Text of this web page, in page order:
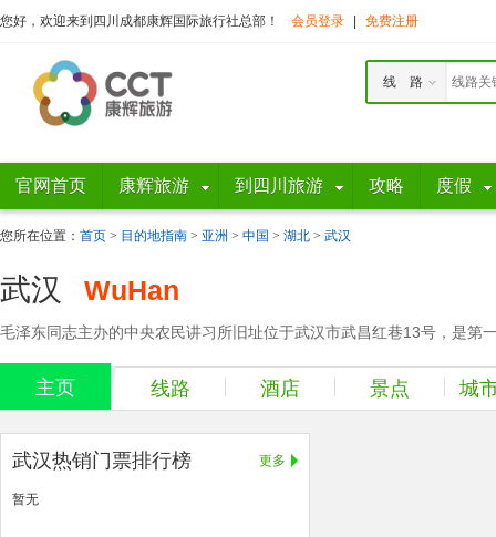
您好，欢迎来到四川成都康辉国际旅行社总部！ 会员登录 免费注册
线 路
官网首页 康辉旅游 到四川旅游 攻略 度假
您所在位置： 首页 > 目的地指南 > 亚洲 > 中国 > 湖北 > 武汉
武汉 WuHan
毛泽东同志主办的中央农民讲习所旧址位于武汉市武昌红巷13号，是
主页 线路 酒店 景点 城
更多
武汉热销门票排行榜
暂无